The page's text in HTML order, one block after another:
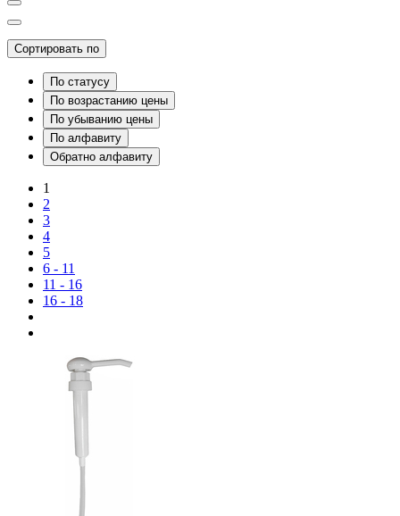
Сортировать по
По статусу
По возрастанию цены
По убыванию цены
По алфавиту
Обратно алфавиту
1
2
3
4
5
6 - 11
11 - 16
16 - 18